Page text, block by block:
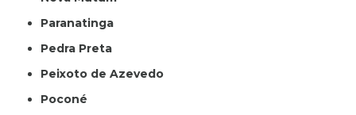
Paranatinga
Pedra Preta
Peixoto de Azevedo
Poconé